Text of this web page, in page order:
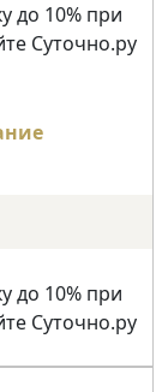
до 10% при
Суточно.ру
до 10% при
Суточно.ру